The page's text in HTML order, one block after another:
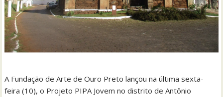
A Fundação de Arte de Ouro Preto lançou na última sexta-
feira (10), o Projeto PIPA Jovem no distrito de Antônio